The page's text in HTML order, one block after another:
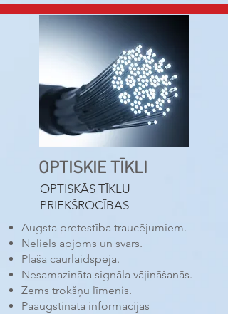
OPTISKIE TĪKLI
OPTISKĀS TĪKLU
PRIEKŠROCĪBAS
Augsta pretestība traucējumiem.
Neliels apjoms un svars.
Plaša caurlaidspēja.
Nesamazināta signāla vājināšanās.
Zems trokšņu līmenis.
Paaugstināta informācijas